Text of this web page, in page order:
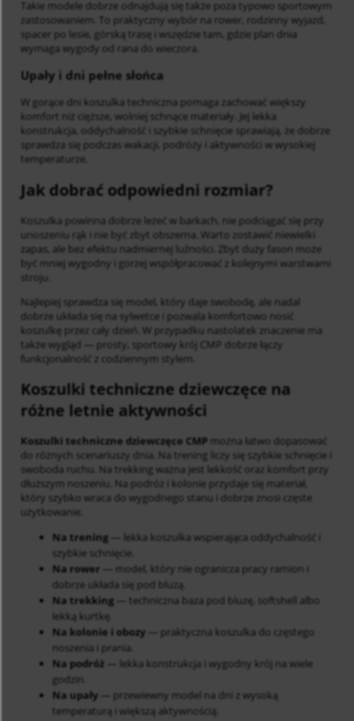
Takie modele dobrze odnajdują się także poza typowo sportowym
zastosowaniem. To praktyczny wybór na rower, rodzinny wyjazd,
spacer po lesie, górską trasę i wszędzie tam, gdzie plan dnia
wymaga wygody od rana do wieczora.
Upały i dni pełne słońca
W gorące dni koszulka techniczna pomaga zachować większy
komfort niż cięższe, wolniej schnące materiały. Jej lekka
konstrukcja, oddychalność i szybkie schnięcie sprawiają, że dobrze
sprawdza się podczas wakacji, podróży i aktywności w wysokiej
temperaturze.
Jak dobrać odpowiedni rozmiar?
Koszulka powinna dobrze leżeć w barkach, nie podciągać się przy
unoszeniu rąk i nie być zbyt obszerna. Warto zostawić niewielki
zapas, ale bez efektu nadmiernej luźności. Zbyt duży fason może
być mniej wygodny i gorzej współpracować z kolejnymi warstwami
stroju.
Najlepiej sprawdza się model, który daje swobodę, ale nadal
dobrze układa się na sylwetce i pozwala komfortowo nosić
koszulkę przez cały dzień. W przypadku nastolatek znaczenie ma
także wygląd — prosty, sportowy krój CMP dobrze łączy
funkcjonalność z codziennym stylem.
Koszulki techniczne dziewczęce na
różne letnie aktywności
Koszulki techniczne dziewczęce CMP można łatwo dopasować
do różnych scenariuszy dnia. Na trening liczy się szybkie schnięcie i
swoboda ruchu. Na trekking ważna jest lekkość oraz komfort przy
dłuższym noszeniu. Na podróż i kolonie przydaje się materiał,
który szybko wraca do wygodnego stanu i dobrze znosi częste
użytkowanie.
Na trening — lekka koszulka wspierająca oddychalność i
szybkie schnięcie.
Na rower — model, który nie ogranicza pracy ramion i
dobrze układa się pod bluzą.
Na trekking — techniczna baza pod bluzę, softshell albo
lekką kurtkę.
Na kolonie i obozy — praktyczna koszulka do częstego
noszenia i prania.
Na podróż — lekka konstrukcja i wygodny krój na wiele
godzin.
Na upały — przewiewny model na dni z wysoką
temperaturą i większą aktywnością.